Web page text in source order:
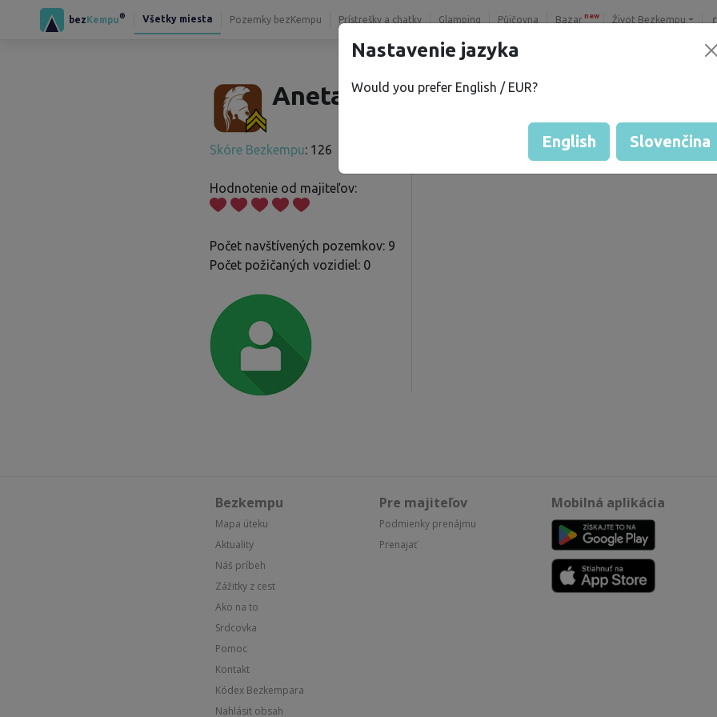
bezKempu® Všetky miesta Pozemky bezKempu Prístrešky a chatky Glamping Půjčovna Bazar new Život Bezkempu
Aneta S.
Skóre Bezkempu: 126
Hodnotenie od majiteľov:
Počet navštívených pozemkov: 9
Počet požičaných vozidiel: 0
Hodnotenie pozemkov
Bezkempu
Mapa úteku
Aktuality
Náš príbeh
Zážitky z cest
Ako na to
Srdcovka
Pomoc
Kontakt
Kódex Bezkempara
Nahlásit obsah
Pre majiteľov
Podmienky prenájmu
Prenajať
Mobilná aplikácia
Nastavenie jazyka
Would you prefer English / EUR?
English Slovenčina